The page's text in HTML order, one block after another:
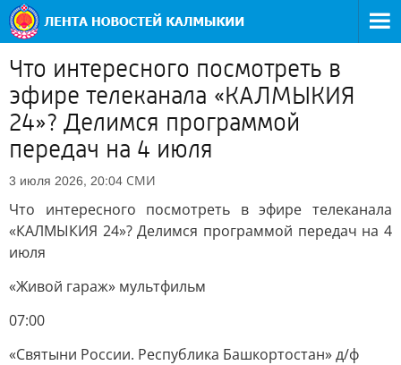
Что интересного посмотреть в
эфире телеканала «КАЛМЫКИЯ
24»? Делимся программой
передач на 4 июля
3 июля 2026, 20:04 СМИ
Что интересного посмотреть в эфире телеканала
«КАЛМЫКИЯ 24»? Делимся программой передач на 4
июля
«Живой гараж» мультфильм
07:00
«Святыни России. Республика Башкортостан» д/ф